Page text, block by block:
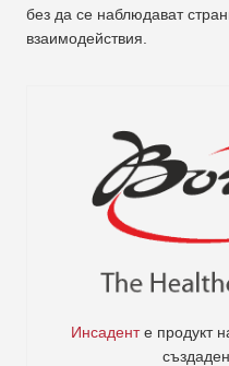
без да се наблюдават
взаимодействия.
Инсаденте продукт